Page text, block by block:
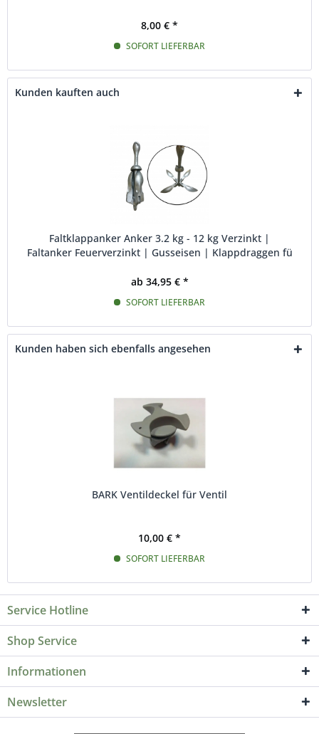
8,00 € *
SOFORT LIEFERBAR
Kunden kauften auch
Faltklappanker Anker 3.2 kg - 12 kg Verzinkt |
Faltanker Feuerverzinkt | Gusseisen | Klappdraggen fü
ab 34,95 € *
SOFORT LIEFERBAR
Kunden haben sich ebenfalls angesehen
BARK Ventildeckel für Ventil
10,00 € *
SOFORT LIEFERBAR
Service Hotline
Shop Service
Informationen
Newsletter